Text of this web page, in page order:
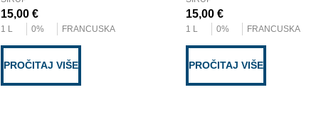
15,00 €
1 L 0% FRANCUSKA
PROČITAJ VIŠE
15,00€
1 L 0% FRANCUSKA
PROČITAJ VIŠE